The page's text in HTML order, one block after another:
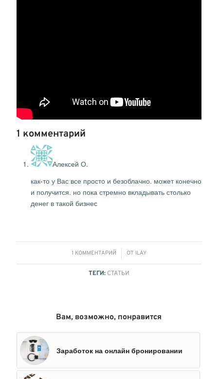
1 комментарий
Алексей О.
как-то у Вас все просто и безоблачно. может конечно
и получится. но пока стремно вкладывать столько
денег в такой бизнес
1 КОММЕНТАРИЙ
/ ОТ ILAY
ТЕГИ: СТАТЬИ
Вам, возможно, понравится
Заработок на онлайн бронировании